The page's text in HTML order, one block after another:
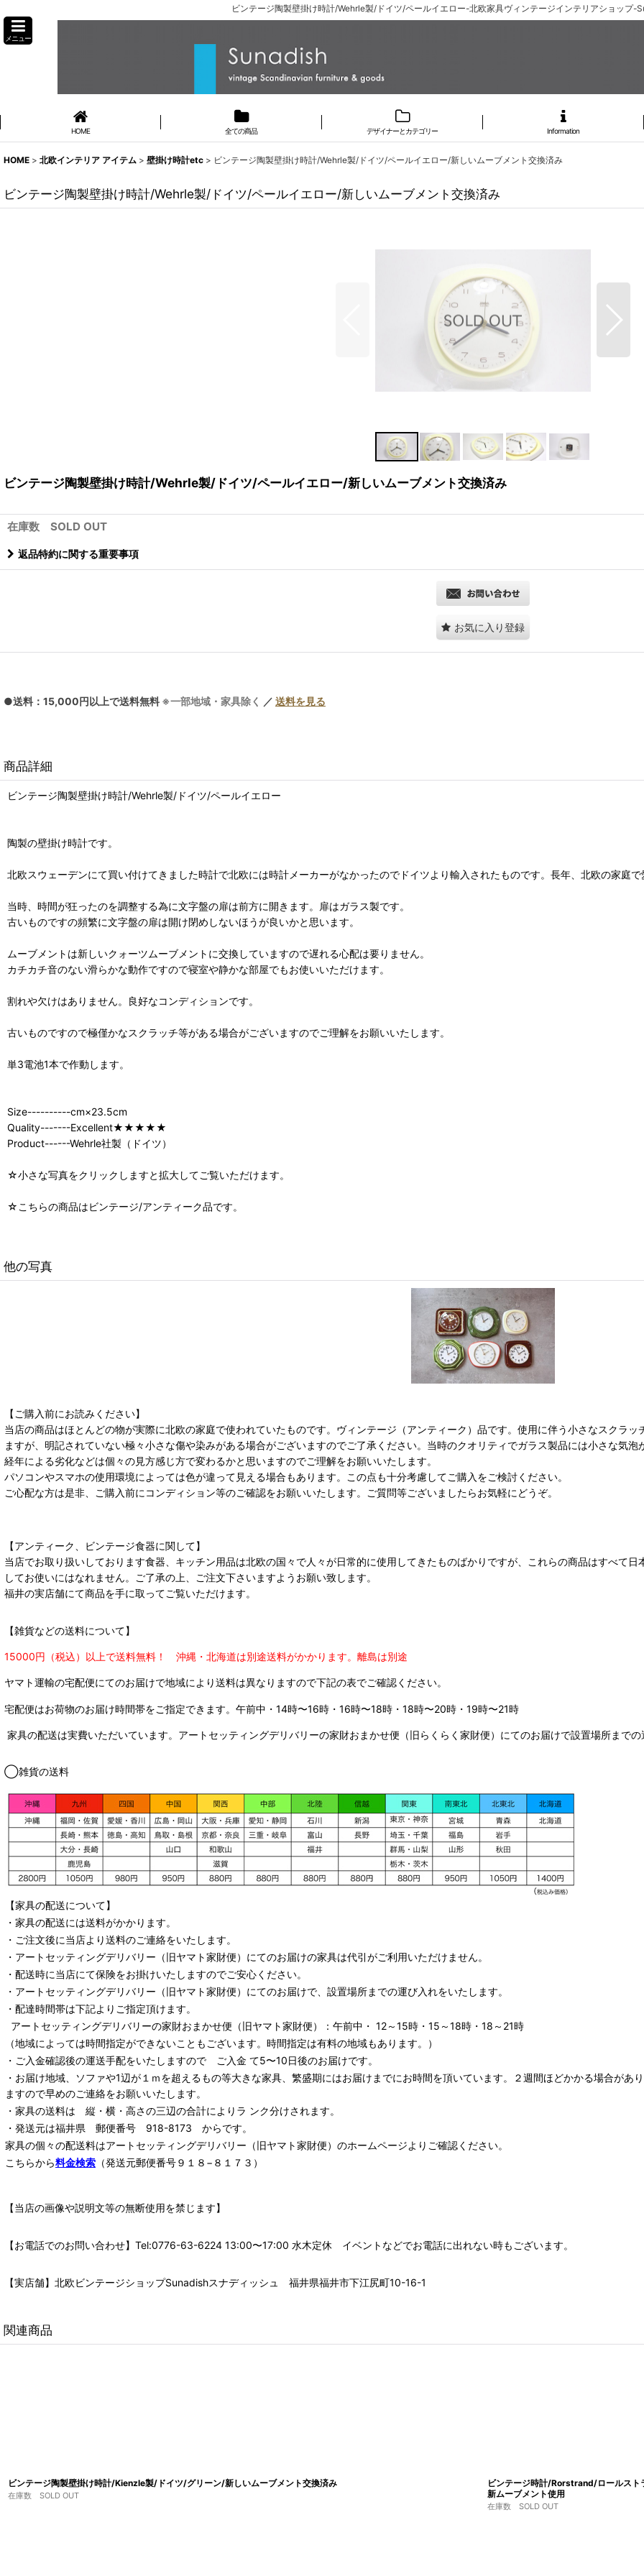
ビンテージ陶製壁掛け時計/Wehrle製/ドイツ/ペールイエロー-北欧家具ヴィンテージインテリアショップ-
メニュー
HOME 全ての商品 デザイナーとカテゴリー Information
HOME > 北欧インテリア アイテム > 壁掛け時計etc > ビンテージ陶製壁掛け時計/Wehrle製/ドイツ/ペールイエロー/新しいムーブメント交換済み
ビンテージ陶製壁掛け時計/Wehrle製/ドイツ/ペールイエロー/新しいムーブメント交換済み
ビンテージ陶製壁掛け時計/Wehrle製/ドイツ/ペールイエロー/新しいムーブメント交換済み
在庫数 SOLD OUT
返品特約に関する重要事項
お気に入り登録
●送料：15,000円以上で送料無料 ※一部地域・家具除く ／ 送料を見る
商品詳細
ビンテージ陶製壁掛け時計/Wehrle製/ドイツ/ペールイエロー
陶製の壁掛け時計です。
北欧スウェーデンにて買い付けてきました時計で北欧には時計メーカーがなかったのでドイツより輸入されたものです。長年、北欧の家庭で
当時、時間が狂ったのを調整する為に文字盤の扉は前方に開きます。扉はガラス製です。
古いものですの頻繁に文字盤の扉は開け閉めしないほうが良いかと思います。
ムーブメントは新しいクォーツムーブメントに交換していますので遅れる心配は要りません。
カチカチ音のない滑らかな動作ですので寝室や静かな部屋でもお使いいただけます。
割れや欠けはありません。良好なコンディションです。
古いものですので極僅かなスクラッチ等がある場合がございますのでご理解をお願いいたします。
単3電池1本で作動します。
Size----------cm×23.5cm
Quality-------Excellent★★★★★
Product------Wehrle社製（ドイツ）
☆小さな写真をクリックしますと拡大してご覧いただけます。
☆こちらの商品はビンテージ/アンティーク品です。
他の写真
【ご購入前にお読みください】
当店の商品はほとんどの物が実際に北欧の家庭で使われていたものです。ヴィンテージ（アンティーク）品です。使用に伴う小さなスクラ
ますが、明記されていない極々小さな傷や染みがある場合がございますのでご了承ください。当時のクオリティでガラス製品には小さな気泡
経年による劣化などは個々の見方感じ方で変わるかと思いますのでご理解をお願いいたします。
パソコンやスマホの使用環境によっては色が違って見える場合もあります。この点も十分考慮してご購入をご検討ください。
ご心配な方は是非、ご購入前にコンディション等のご確認をお願いいたします。ご質問等ございましたらお気軽にどうぞ。
【アンティーク、ビンテージ食器に関して】
当店でお取り扱いしております食器、キッチン用品は北欧の国々で人々が日常的に使用してきたものばかりですが、これらの商品はすべて
してお使いにはなれません。ご了承の上、ご注文下さいますようお願い致します。
福井の実店舗にて商品を手に取ってご覧いただけます。
【雑貨などの送料について】
15000円（税込）以上で送料無料！ 沖縄・北海道は別途送料がかかります。 離島は別途
ヤマト運輸の宅配便にてのお届けで地域により送料は異なりますので下記の表でご確認ください。
宅配便はお荷物のお届け時間帯をご指定できます。 午前中・14時〜16時・16時〜18時・18時〜20時・19時〜21時
家具の配送は実費いただいています。アートセッティングデリバリーの家財おまかせ便（旧らくらく家財便）にてのお届けで設置場所まで
◯雑貨の送料
【家具の配送について】
・家具の配送には送料がかかります。
・ご注文後に当店より送料のご連絡をいたします。
・ アートセッティングデリバリー （旧ヤマト家財便） にてのお届けの家具は代引がご利用いただけません。
・配送時に当店にて保険をお掛けいたしますのでご安心ください。
・ アートセッティングデリバリー （旧ヤマト家財便） にてのお届けで、設置場所までの運び入れをいたします。
・配達時間帯は下記よりご指定頂けます。
アートセッティングデリバリーの家財おまかせ便 （旧ヤマト家財便）：午前中・ 12～15時・15～18時・18～21時
（地域によっては時間指定ができないこともございます。時間指定は有料の地域もあります。）
・ご入金確認後の運送手配をいたしますので ご入金 て5〜10日後のお届けです。
・お届け地域、ソファや1辺が１ｍを超えるもの等大きな家具、繁盛期にはお届けまでにお時間を頂いています。２週間ほどかかる場合があり
ますので早めのご連絡をお願いいたします。
・家具の送料は 縦・横・高さの三辺の合計によりラ ンク分けされます。
・発送元は福井県 郵便番号 918-8173 からです。
家具の個々の配送料はアートセッティングデリバリー （旧ヤマト家財便） のホームページよりご確認ください。
こちらから料金検索 （発送元郵便番号９１８−８１７３）
【当店の画像や説明文等の無断使用を禁じます】
【お電話でのお問い合わせ】Tel:0776-63-6224 13:00〜17:00 水木定休 イベントなどでお電話に出れない時もございます。
【実店舗】北欧ビンテージショップSunadishスナディッシュ 福井県福井市下江尻町10-16-1
関連商品
ビンテージ陶製壁掛け時計/Kienzle製/ドイツ/グリーン/新しいムーブメント交換済み
在庫数 SOLD OUT
ビンテージ時計/Rorstrand/ロールス
新ムーブメント使用
在庫数 SOLD OUT